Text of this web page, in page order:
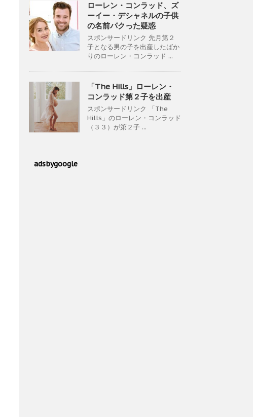
ローレン・コンラッド、ズ
ーイー・デシャネルの子供
の名前パクった疑惑
スポンサードリンク 先月第２
子となる男の子を出産したばか
りのローレン・コンラッド ...
「The Hills」ローレン・
コンラッド第２子を出産
スポンサードリンク 「The
Hills」のローレン・コンラッド
（３３）が第２子 ...
adsbygoogle